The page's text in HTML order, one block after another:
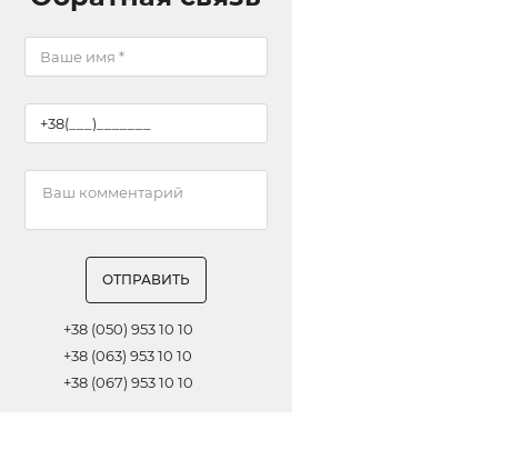
ОТПРАВИТЬ
+38 (050) 953 10 10
+38 (063) 953 10 10
+38 (067) 953 10 10